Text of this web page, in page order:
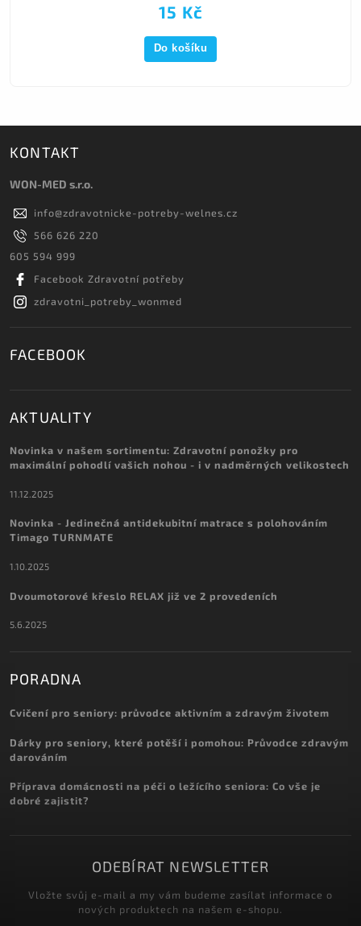
15 Kč
Do košíku
KONTAKT
WON-MED s.r.o.
info@zdravotnicke-potreby-welnes.cz
566 626 220
605 594 999
Facebook Zdravotní potřeby
zdravotni_potreby_wonmed
FACEBOOK
AKTUALITY
Novinka v našem sortimentu: Zdravotní ponožky pro
maximální pohodlí vašich nohou - i v nadměrných velikostech
11.12.2025
Novinka - Jedinečná antidekubitní matrace s polohováním
Timago TURNMATE
1.10.2025
Dvoumotorové křeslo RELAX již ve 2 provedeních
5.6.2025
PORADNA
Cvičení pro seniory: průvodce aktivním a zdravým životem
Dárky pro seniory, které potěší i pomohou: Průvodce zdravým
darováním
Příprava domácnosti na péči o ležícího seniora: Co vše je
dobré zajistit?
ODEBÍRAT NEWSLETTER
Vložte svůj e-mail a my vám budeme zasílat informace o
nových produktech na našem e-shopu.